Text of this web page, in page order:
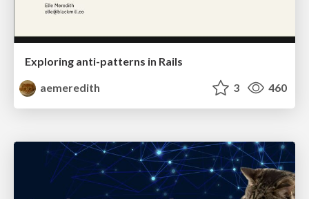
Exploring anti-patterns in Rails
aemeredith
3 460